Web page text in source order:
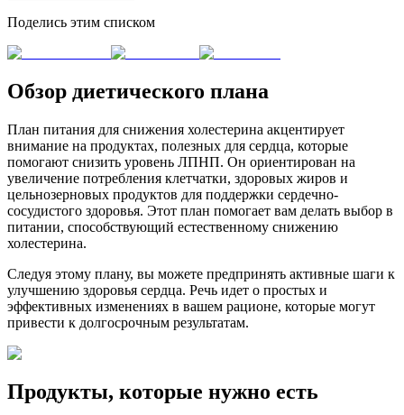
Поделись этим списком
Обзор диетического плана
План питания для снижения холестерина акцентирует
внимание на продуктах, полезных для сердца, которые
помогают снизить уровень ЛПНП. Он ориентирован на
увеличение потребления клетчатки, здоровых жиров и
цельнозерновых продуктов для поддержки сердечно-
сосудистого здоровья. Этот план помогает вам делать выбор в
питании, способствующий естественному снижению
холестерина.
Следуя этому плану, вы можете предпринять активные шаги к
улучшению здоровья сердца. Речь идет о простых и
эффективных изменениях в вашем рационе, которые могут
привести к долгосрочным результатам.
Продукты, которые нужно есть